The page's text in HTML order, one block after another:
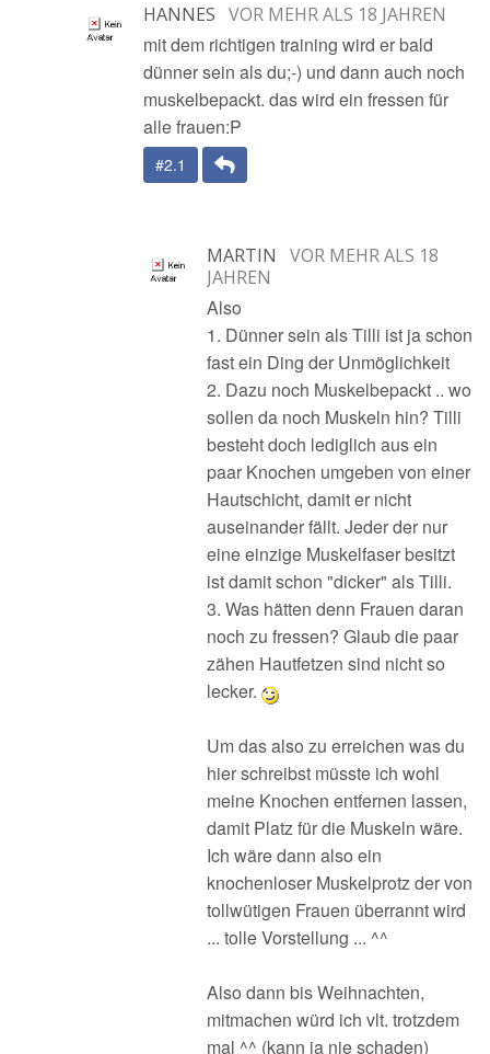
HANNES VOR MEHR ALS 18 JAHREN
mit dem richtigen training wird er bald
dünner sein als du;-) und dann auch noch
muskelbepackt. das wird ein fressen für
alle frauen:P
#2.1 Antwort
MARTIN
VOR MEHR ALS 18
JAHREN
Also
1. Dünner sein als Tilli ist ja schon
fast ein Ding der Unmöglichkeit
2. Dazu noch Muskelbepackt .. wo
sollen da noch Muskeln hin? Tilli
besteht doch lediglich aus ein
paar Knochen umgeben von einer
Hautschicht, damit er nicht
auseinander fällt. Jeder der nur
eine einzige Muskelfaser besitzt
ist damit schon "dicker" als Tilli.
3. Was hätten denn Frauen daran
noch zu fressen? Glaub die paar
zähen Hautfetzen sind nicht so
lecker.
Um das also zu erreichen was du
hier schreibst müsste ich wohl
meine Knochen entfernen lassen,
damit Platz für die Muskeln wäre.
Ich wäre dann also ein
knochenloser Muskelprotz der von
tollwütigen Frauen überrannt wird
... tolle Vorstellung ... ^^
Also dann bis Weihnachten,
mitmachen würd ich vlt. trotzdem
mal ^^ (kann ja nie schaden)